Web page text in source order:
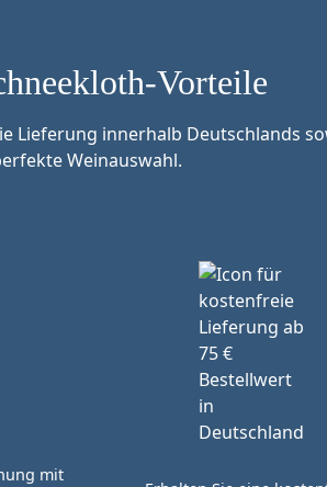
Vorteile
Lieferung innerhalb Deutschlands
Weinauswahl.
mit